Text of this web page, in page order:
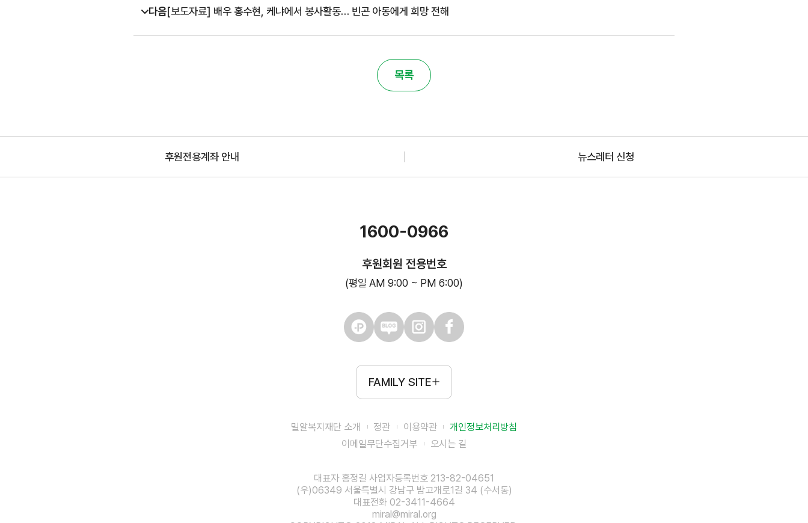
다음[보도자료] 배우 홍수현, 케냐에서 봉사활동… 빈곤 아동에게 희망 전해
목록
후원전용계좌 안내 뉴스레터 신청
1600-0966
후원회원 전용번호
(평일 AM 9:00 ~ PM 6:00)
FAMILY SITE
밀알복지재단 소개 정관 이용약관
개인정보처리방침
이메일무단수집거부
오시는 길
대표자 홍정길 사업자등록번호 213-82-04651
(우)06349 서울특별시 강남구 밤고개로1길 34 (수서동)
대표전화 02-3411-4664
miral@miral.org